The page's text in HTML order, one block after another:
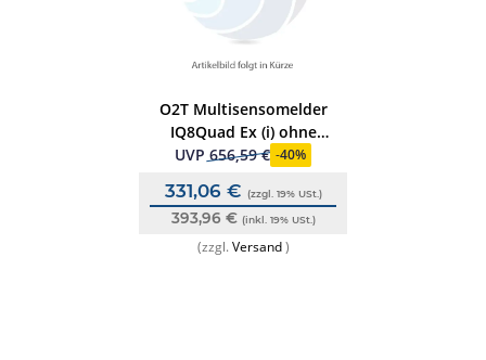
O2T Multisensomelder
IQ8Quad Ex (i) ohne
Trenner
UVP 656,59 € -40%
331,06 € (zzgl. 19% USt.)
393,96 € (inkl. 19% USt.)
(zzgl.Versand)